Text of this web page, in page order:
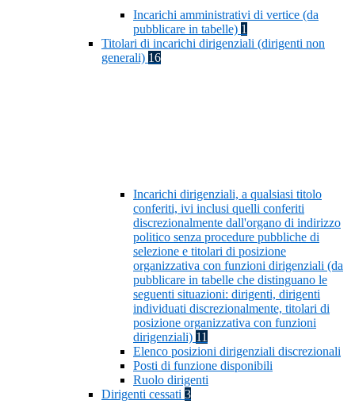
Incarichi amministrativi di vertice (da
pubblicare in tabelle) 1
Titolari di incarichi dirigenziali (dirigenti non
generali) 16
Incarichi dirigenziali, a qualsiasi titolo
conferiti, ivi inclusi quelli conferiti
discrezionalmente dall'organo di indirizzo
politico senza procedure pubbliche di
selezione e titolari di posizione
organizzativa con funzioni dirigenziali (da
pubblicare in tabelle che distinguano le
seguenti situazioni: dirigenti, dirigenti
individuati discrezionalmente, titolari di
posizione organizzativa con funzioni
dirigenziali) 11
Elenco posizioni dirigenziali discrezionali
Posti di funzione disponibili
Ruolo dirigenti
Dirigenti cessati 3